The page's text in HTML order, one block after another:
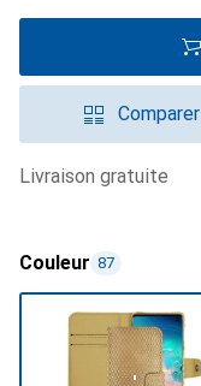
Comparer
livraison gratuite
Couleur 87